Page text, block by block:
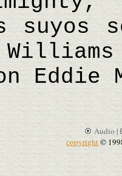
suyos
Eddie
Audio |
copyright©